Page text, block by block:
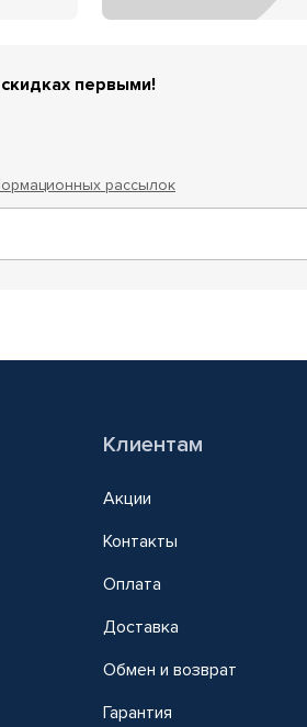
первыми!
рассылок
Клиентам
Акции
Контакты
Оплата
Доставка
Обмен и возврат
Гарантия